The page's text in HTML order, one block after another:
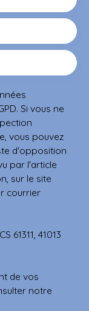
Si vous ne
vous pouvez
d'opposition
par l'article
sur le site
courrier
61311, 41013
de vos
notre